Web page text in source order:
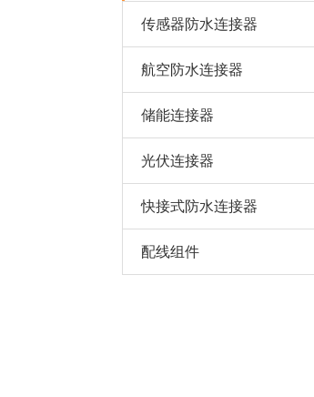
传感器防水连接器
航空防水连接器
储能连接器
光伏连接器
快接式防水连接器
配线组件